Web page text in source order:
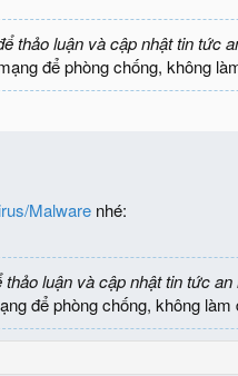
thảo luận và cập nhật tin tức
để phòng chống, không
Malware nhé:
luận và cập nhật tin tức an
để phòng chống, không làm